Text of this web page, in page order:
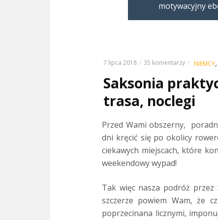
motywacyjny
7 lipca 2018 35 komentarzy NIEMCY,
Saksonia
trasa, noclegi
Przed Wami obszerny,
dni kręcić się po okolicy
ciekawych miejscach, które
weekendowy wypad!
Tak więc nasza podróż przez
szczerze powiem Wam, że
poprzecinana licznymi,